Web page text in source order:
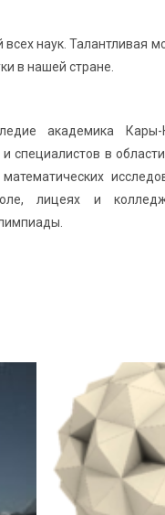
всех наук. Талантливая
в нашей стране.
академика
специалистов в
лицеях и